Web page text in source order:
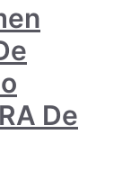
De